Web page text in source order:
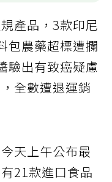
產品，3款印尼
包農藥超標遭攔
驗出有致癌疑慮
全數遭退運銷
天上午公布最
21款進口食品